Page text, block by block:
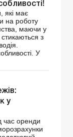
які має
на роботу
маючи у
з
У
у
час оренди